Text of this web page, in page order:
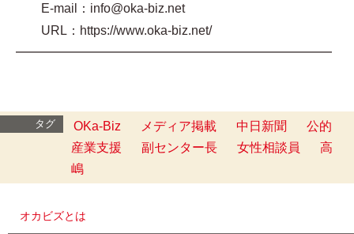
E-mail：info@oka-biz.net
URL：https://www.oka-biz.net/
━━━━━━━━━━━━━━━━━━━━━━━━━
タグ OKa-Biz メディア掲載 中日新聞
公的
産業支援
副センター長 女性相談員
高
嶋
オカビズとは